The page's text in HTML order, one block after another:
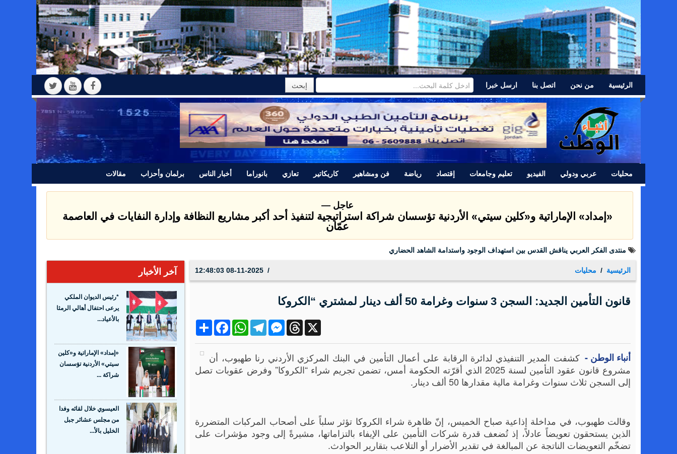
الرئيسية من نحن اتصل بنا ارسل خبرا
محليات عربي ودولي الفيديو تعليم وجامعات إقتصاد رياضة فن ومشاهير كاريكاتير تعازي بانوراما أخبار الناس برلمان وأحزاب مقالات
منتدى الفكر العربي يناقش القدس بين استهداف الوجود واستدامة الشاهد الحضاري
الرئيسية محليات 08-11-2025 12:48:03
قانون التأمين الجديد: السجن 3 سنوات وغرامة 50 ألف دينار لمشتري “الكروكا
ShareFacebookWhatsAppTelegramMessengerThreads X
أنباء الوطن - كشفت المدير التنفيذي لدائرة الرقابة على أعمال التأمين في البنك المركزي الأردني رنا طهبوب، أن
مشروع قانون عقود التأمين لسنة 2025 الذي أقرّته الحكومة أمس، تضمن تجريم شراء “الكروكا” وفرض عقوبات تصل
إلى السجن ثلاث سنوات وغرامة مالية مقدارها 50 ألف دينار.
وقالت طهبوب، في مداخلة إذاعية صباح الخميس، إنّ ظاهرة شراء الكروكا تؤثر سلباً على أصحاب المركبات المتضررة
الذين يستحقون تعويضاً عادلاً، إذ تُضعف قدرة شركات التأمين على الإيفاء بالتزاماتها، مشيرةً إلى وجود مؤشرات على
تضخّم التعويضات الناتجة عن المبالغة في تقدير الأضرار أو التلاعب بتقارير الحوادث.
آخر الأخبار
*رئيس الديوان الملكي
يرعى احتفال أهالي الرمثا
بالأعياد...
«إمداد» الإماراتية و«كلين
سيتي» الأردنية تؤسسان
شراكة ...
العيسوي خلال لقائه وفدا
من مجلس عشائر جبل
الخليل بالأ...